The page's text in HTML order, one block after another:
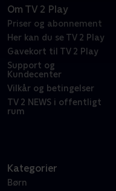
Om TV 2 Play
Priser og abonnement
Her kan du se TV 2 Play
Gavekort til TV 2 Play
Support og
Kundecenter
Vilkår og betingelser
TV 2 NEWS i offentligt
rum
Kategorier
Børn